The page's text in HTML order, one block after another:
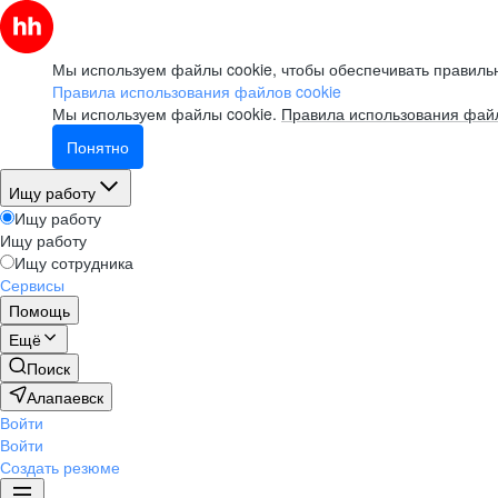
Мы используем файлы cookie, чтобы обеспечивать
Правила использования файлов cookie
Мы используем файлы cookie. Правила использования
Понятно
Ищу работу
Ищу работу
Ищу работу
Ищу сотрудника
Сервисы
Помощь
Ещё
Поиск
Алапаевск
Войти
Войти
Создать резюме